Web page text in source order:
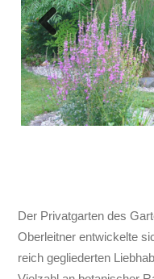
Previous
Der Privatgarten des
Oberleitner entwickelte
reich gegliederten
Vielzahl an botanischer